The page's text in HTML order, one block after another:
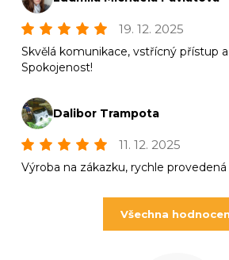
19. 12. 2025
Skvělá komunikace, vstřícný přístup
Spokojenost!
Dalibor Trampota
11. 12. 2025
Výroba na zákazku, rychle provedená
Všechna